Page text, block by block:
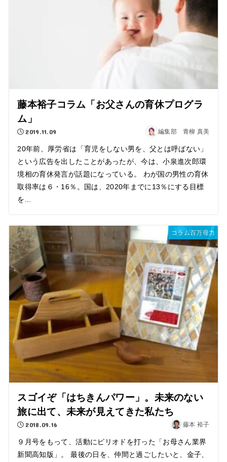
藤本裕子コラム「お父さんの育休プログラ
ム」
2019.11.09 編集部 青柳 真美
20年前、厚労省は「育児をしない男を、父とは呼ばない」
という広告を出したことがあったが、今は、小泉進次郎環
境相の育休発言が話題になっている。 わが国の男性の育休
取得率は６・16％。国は、2020年までに13％にする目標
を...
コラム百万母力
スゴイぞ「はちきんパワー」。未来のない
旅に出て、未来が見えてきた私たち
2018.09.16 藤本 裕子
９月号をもって、活動にピリオドを打った「お母さん業界
新聞高知版」。 最後の日を、仲間と過ごしたいと、金子、